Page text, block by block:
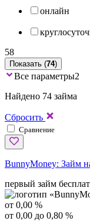
онлайн
58
Показать (74)
Все параметры2
Найдено 74 займа
Сбросить
Сравнение
BunnyMoney: Займ
первый займ
от 0,00 %
от 0,00 до 0,80 %